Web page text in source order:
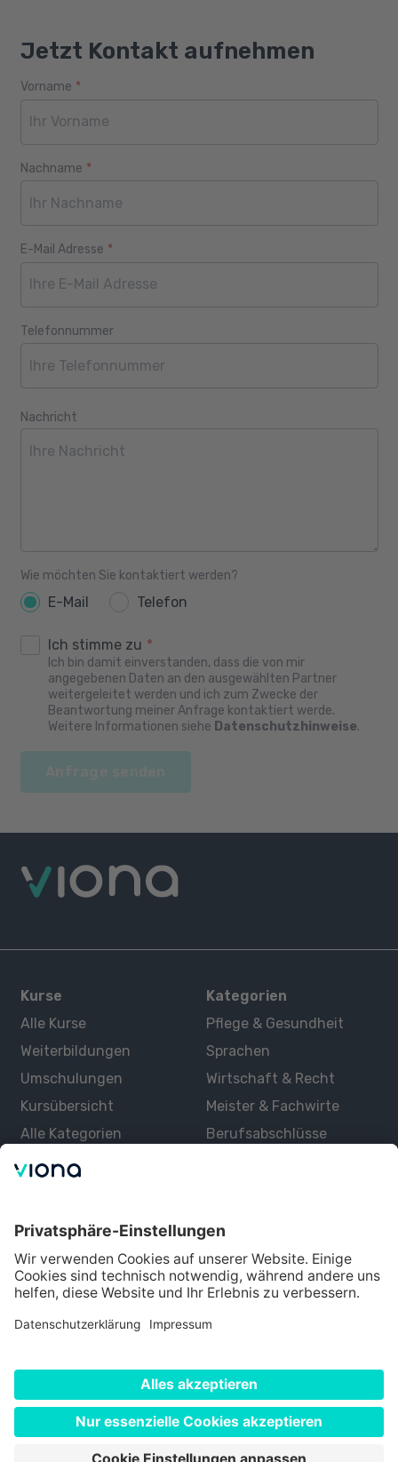
Jetzt Kontakt aufnehmen
Webseite
Alter
Vorname *
Nachname *
E-Mail Adresse *
Telefonnummer
Nachricht
Wie möchten Sie kontaktiert werden?
E-Mail Telefon
Ich stimme zu *
Ich bin damit einverstanden, dass die von mir
angegebenen Daten an den ausgewählten Partner
weitergeleitet werden und ich zum Zwecke der
Beantwortung meiner Anfrage kontaktiert werde.
Weitere Informationen siehe Datenschutzhinweise.
Kurse
Alle Kurse
Weiterbildungen
Umschulungen
Kursübersicht
Alle Kategorien
Kategorien
Pflege & Gesundheit
Sprachen
Wirtschaft & Recht
Meister & Fachwirte
Berufsabschlüsse
Über uns
Lernen mit Viona
Alle Partner
Partner werden
Impressum
Nutzungsbedingungen
Cookie Einstellungen